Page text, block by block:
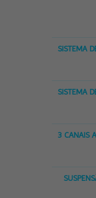
SISTEMA
SISTEMA
3 CANAIS A